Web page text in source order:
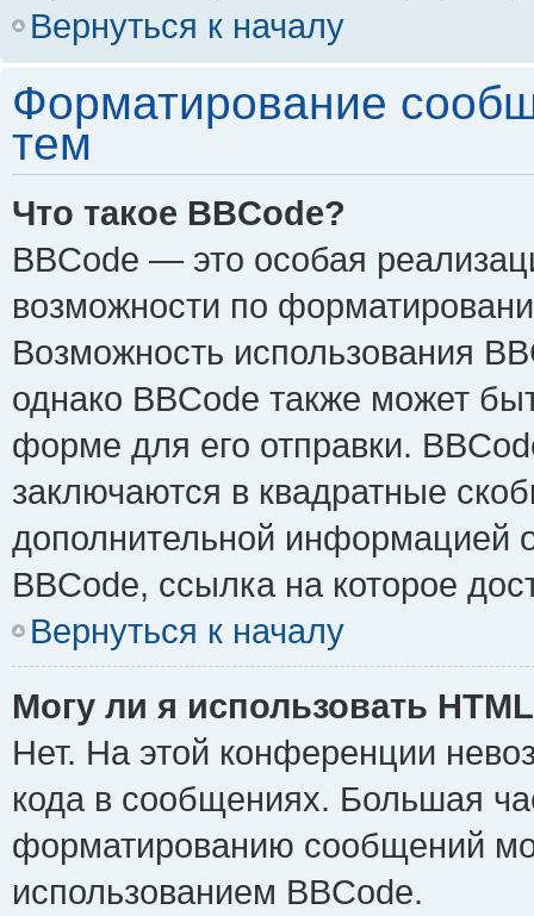
Вернуться к началу
Форматирование
тем
Что такое BBCode?
BBCode — это особая
возможности по
Возможность использования
однако BBCode также может
форме для его отправки.
заключаются в квадратные
дополнительной информацией
BBCode, ссылка на которое
Вернуться к началу
Могу ли я использовать
Нет. На этой конференции
кода в сообщениях. Большая
форматированию сообщений
использованием BBCode.